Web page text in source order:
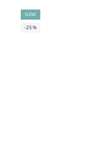
NEW
-25%